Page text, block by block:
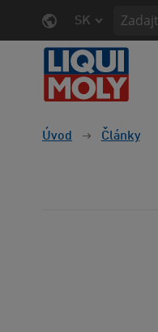
SK
Úvod Články